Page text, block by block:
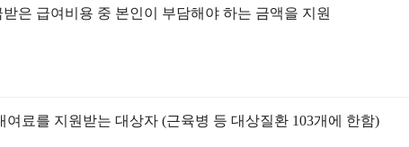
은 급여비용 중 본인이 부담해야 하는 금액을 지원
료를 지원받는 대상자 (근육병 등 대상질환 103개에 한함)